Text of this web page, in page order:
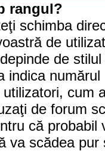
rangul?
schimba
de
de
indica
cum
de forum
că
va scădea